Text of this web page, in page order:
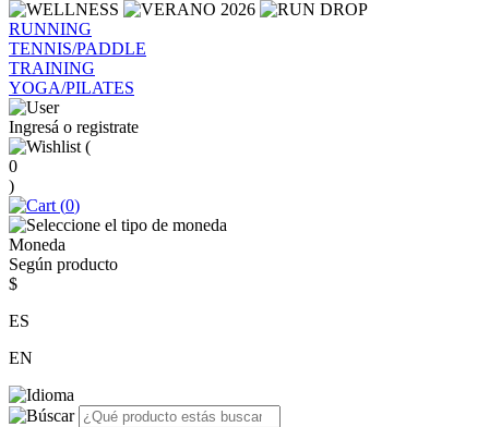
RUNNING
TENNIS/PADDLE
TRAINING
YOGA/PILATES
Ingresá o registrate
(
0
)
(0)
Moneda
Según producto
$
ES
EN